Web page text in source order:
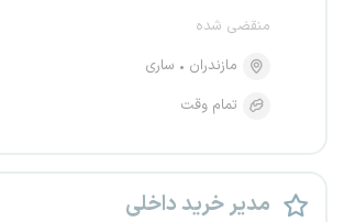
منقضی شده
مازندران
ساری
تمام وقت
مدیر خرید داخلی